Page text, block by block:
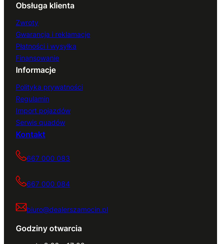
Obsługa klienta
Zwroty
Gwarancja i reklamacje
Płatności i wysyłka
Finansowanie
Informacje
Polityka prywatności
Regulamin
Import pojazdów
Serwis quadów
Kontakt
667 000 083
667 000 084
biuro@dealerszamocin.pl
Godziny otwarcia